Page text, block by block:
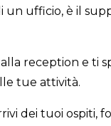
ufficio, è il
reception e ti
tue attività.
dei tuoi